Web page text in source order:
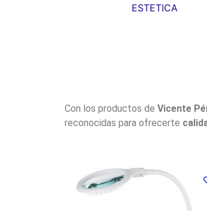
ESTETICA
Con los productos de Vicente
reconocidas para ofrecerte